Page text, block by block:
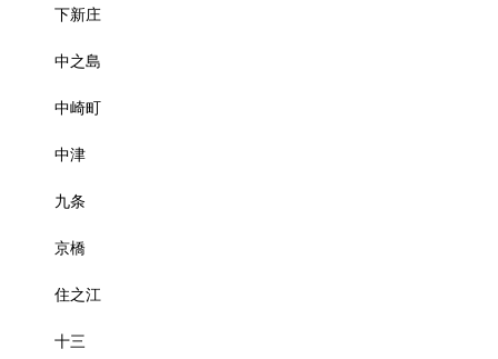
下新庄
中之島
中崎町
中津
九条
京橋
住之江
十三